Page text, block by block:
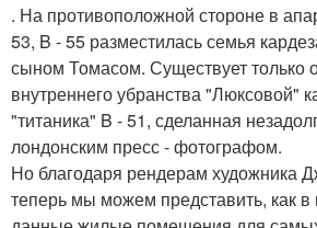
. На противоположной стороне в
53, B - 55 разместилась семья
сыном Томасом. Существует только
внутреннего убранства "Люксовой"
"титаника" B - 51, сделанная
лондонским пресс - фотографом.
Но благодаря рендерам художника
теперь мы можем представить, как в